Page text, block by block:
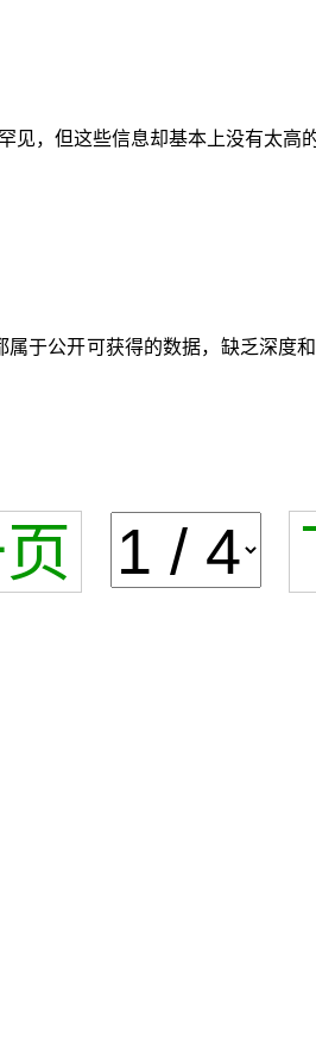
见，但这些信息却基本上没有太高
于公开可获得的数据，缺乏深度
页